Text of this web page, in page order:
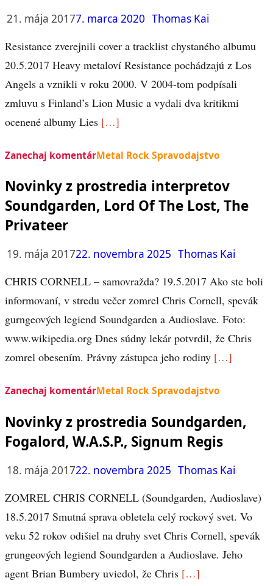
21. mája 20177. marca 2020 Thomas Kai
Resistance zverejnili cover a tracklist chystaného albumu
20.5.2017 Heavy metaloví Resistance pochádzajú z Los
Angels a vznikli v roku 2000. V 2004-tom podpísali
zmluvu s Finland’s Lion Music a vydali dva kritikmi
ocenené albumy Lies […]
Zanechaj komentárMetal Rock Spravodajstvo
Novinky z prostredia interpretov
Soundgarden, Lord Of The Lost, The
Privateer
19. mája 201722. novembra 2025 Thomas Kai
CHRIS CORNELL – samovražda? 19.5.2017 Ako ste boli
informovaní, v stredu večer zomrel Chris Cornell, spevák
gurngeových legiend Soundgarden a Audioslave. Foto:
www.wikipedia.org Dnes súdny lekár potvrdil, že Chris
zomrel obesením. Právny zástupca jeho rodiny […]
Zanechaj komentárMetal Rock Spravodajstvo
Novinky z prostredia Soundgarden,
Fogalord, W.A.S.P., Signum Regis
18. mája 201722. novembra 2025 Thomas Kai
ZOMREL CHRIS CORNELL (Soundgarden, Audioslave)
18.5.2017 Smutná sprava obletela celý rockový svet. Vo
veku 52 rokov odišiel na druhy svet Chris Cornell, spevák
grungeových legiend Soundgarden a Audioslave. Jeho
agent Brian Bumbery uviedol, že Chris […]